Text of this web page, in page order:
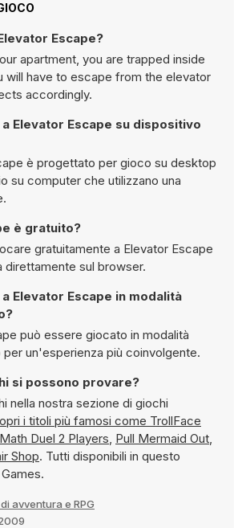
Escape?
apartment, you are trapped inside
will have to escape from the elevator
accordingly.
Elevator Escape su dispositivo
è progettato per gioco su desktop
su computer che utilizzano una
è gratuito?
gratuitamente a Elevator Escape
direttamente sul browser.
Escape in modalità
un'esperienza più coinvolgente.
si possono provare?
nella nostra sezione di giochi
e scopri i titoli più famosi come TrollFace
Math Duel 2 Players, Pull Mermaid Out,
Shop. Tutti disponibili in questo
avventura e RPG